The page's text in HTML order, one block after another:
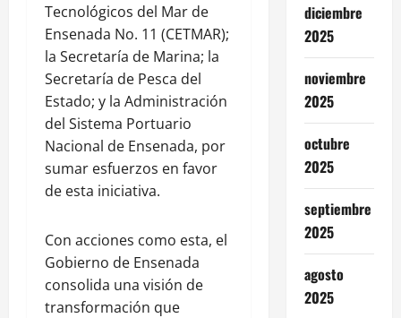
Tecnológicos del Mar de
Ensenada No. 11 (CETMAR);
la Secretaría de Marina; la
Secretaría de Pesca del
Estado; y la Administración
del Sistema Portuario
Nacional de Ensenada, por
sumar esfuerzos en favor
de esta iniciativa.
Con acciones como esta, el
Gobierno de Ensenada
consolida una visión de
transformación que
diciembre
2025
noviembre
2025
octubre
2025
septiembre
2025
agosto
2025